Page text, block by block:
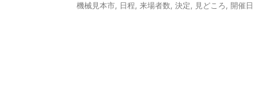
機械見本市, 日程, 来場者数, 決定, 見どころ, 開催日